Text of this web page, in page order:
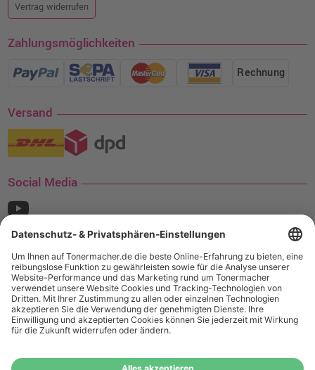
Vertrag widerrufen
Zahlungsmöglichkeiten
Rechnung
Versand
Social Media
¹ Nur gültig für den Versand innerhalb Deutschlands. Befindet sich ein Warenwert
von mindestens 35€ (inkl. Mwst.) an Ampertec Artikeln in Ihrem Warenkorb, ist der
Versand für Sie kostenfrei.